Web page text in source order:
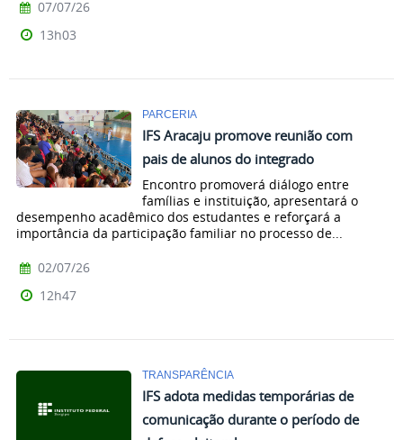
07/07/26
13h03
PARCERIA
IFS Aracaju promove reunião com
pais de alunos do integrado
Encontro promoverá diálogo entre
famílias e instituição, apresentará o
desempenho acadêmico dos estudantes e reforçará a
importância da participação familiar no processo de...
02/07/26
12h47
TRANSPARÊNCIA
IFS adota medidas temporárias de
comunicação durante o período de